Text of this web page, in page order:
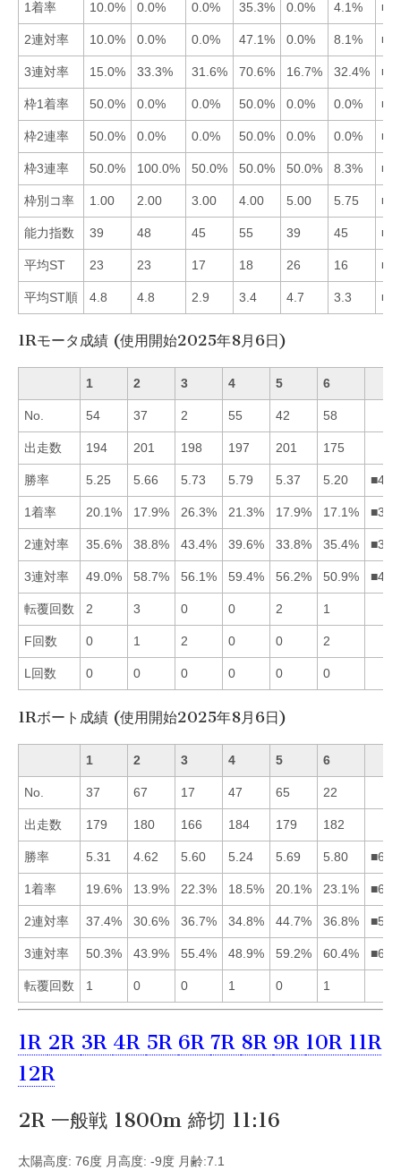
1着率 10.0% 0.0% 0.0% 35.3% 0.0% 4.1%
2連対率 10.0% 0.0% 0.0% 47.1% 0.0% 8.1%
3連対率 15.0% 33.3% 31.6% 70.6% 16.7% 32.4%
枠1着率 50.0% 0.0% 0.0% 50.0% 0.0% 0.0%
枠2連率 50.0% 0.0% 0.0% 50.0% 0.0% 0.0%
枠3連率 50.0% 100.0% 50.0% 50.0% 50.0% 8.3%
枠別コ率 1.00 2.00 3.00 4.00 5.00 5.75
能力指数 39 48 45 55 39 45
平均ST 23 23 17 18 26 16
平均ST順 4.8 4.8 2.9 3.4 4.7 3.3
1Rモータ成績 (使用開始2025年8月6日)
1 2 3 4 5 6
No. 54 37 2 55 42 58
出走数 194 201 198 197 201 175
勝率 5.25 5.66 5.73 5.79 5.37 5.20
1着率 20.1% 17.9% 26.3% 21.3% 17.9% 17.1%
2連対率 35.6% 38.8% 43.4% 39.6% 33.8% 35.4%
3連対率 49.0% 58.7% 56.1% 59.4% 56.2% 50.9%
転覆回数 2 3 0 0 2 1
F回数 0 1 2 0 0 2
L回数 0 0 0 0 0 0
1Rボート成績 (使用開始2025年8月6日)
1 2 3 4 5 6
No. 37 67 17 47 65 22
出走数 179 180 166 184 179 182
勝率 5.31 4.62 5.60 5.24 5.69 5.80
1着率 19.6% 13.9% 22.3% 18.5% 20.1% 23.1%
2連対率 37.4% 30.6% 36.7% 34.8% 44.7% 36.8%
3連対率 50.3% 43.9% 55.4% 48.9% 59.2% 60.4%
転覆回数 1 0 0 1 0 1
1R 2R 3R 4R 5R 6R 7R 8R 9R 10R 11R
12R
2R 一般戦 1800m 締切 11:16
太陽高度: 76度 月高度: -9度 月齢:7.1